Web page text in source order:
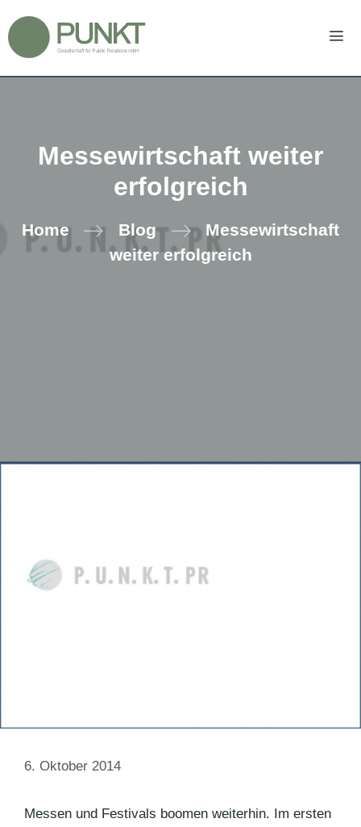
Inhalt
springen
Messewirtschaft weiter
erfolgreich
Home Blog
Messewirtschaft
weiter erfolgreich
6. Oktober 2014
Messen und Festivals boomen weiterhin. Im ersten